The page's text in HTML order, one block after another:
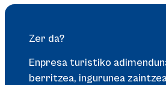
Zer da?
Enpresa turistiko
berritzea, ingurunea